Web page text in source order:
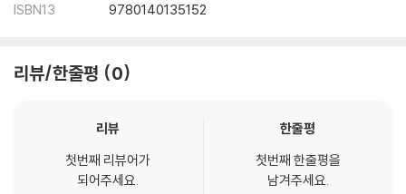
ISBN13
9780140135152
리뷰/한줄평 0
리뷰
첫번째 리뷰어가
되어주세요.
한줄평
첫번째 한줄평을
남겨주세요.